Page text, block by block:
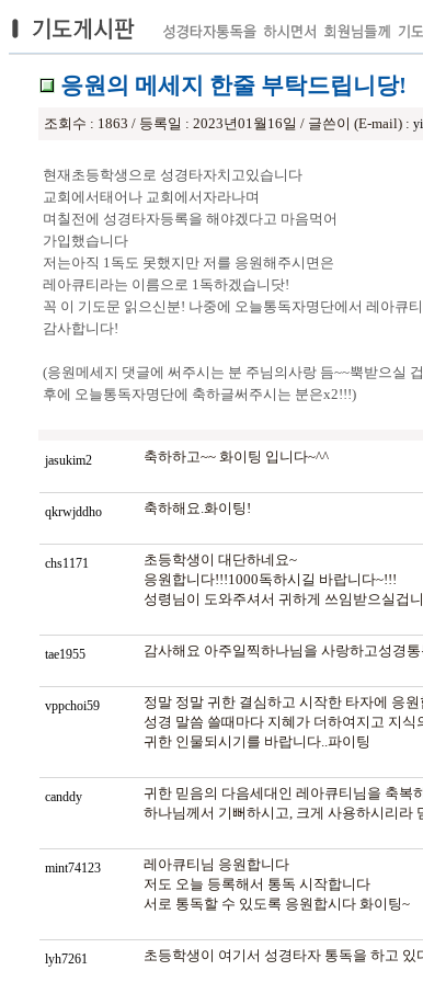
응원의 메세지 한줄 부탁드립니당!
조회수 : 1863 / 등록일 : 2023년01월16일 / 글쓴이 (E-mail) :
현재초등학생으로 성경타자치고있습니다
교회에서태어나 교회에서자라나며
며칠전에 성경타자등록을 해야겠다고 마음먹어
가입했습니다
저는아직 1독도 못했지만 저를 응원해주시면은
레아큐티라는 이름으로 1독하겠습니닷!
꼭 이 기도문 읽으신분! 나중에 오늘통독자명단에서 레아큐
감사합니다!
(응원메세지 댓글에 써주시는 분 주님의사랑 듬~~뿍받으실
후에 오늘통독자명단에 축하글써주시는 분은x2!!!)
jasukim2
축하하고~~ 화이팅 입니다~^^
qkrwjddho
축하해요.화이팅!
chs1171
초등학생이 대단하네요~
응원합니다!!!1000독하시길 바랍니다~!!!
성령님이 도와주셔서 귀하게 쓰임받으실겁
tae1955
감사해요 아주일찍하나님을 사랑하고성경
vppchoi59
정말 정말 귀한 결심하고 시작한 타자에 응
성경 말씀 쓸때마다 지혜가 더하여지고 지식
귀한 인물되시기를 바랍니다..파이팅
canddy
귀한 믿음의 다음세대인 레아큐티님을 축복
하나님께서 기뻐하시고, 크게 사용하시리라
mint74123
레아큐티님 응원합니다
저도 오늘 등록해서 통독 시작합니다
서로 통독할 수 있도록 응원합시다 화이팅~
lyh7261
초등학생이 여기서 성경타자 통독을 하고